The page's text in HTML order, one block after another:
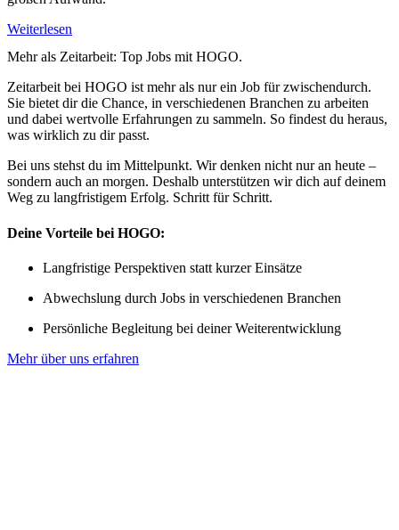
Weiterlesen
Mehr als Zeitarbeit: Top Jobs mit HOGO.
Zeitarbeit bei HOGO ist mehr als nur ein Job für zwischendurch.
Sie bietet dir die Chance, in verschiedenen Branchen zu arbeiten
und dabei wertvolle Erfahrungen zu sammeln. So findest du heraus,
was wirklich zu dir passt.
Bei uns stehst du im Mittelpunkt. Wir denken nicht nur an heute –
sondern auch an morgen. Deshalb unterstützen wir dich auf deinem
Weg zu langfristigem Erfolg. Schritt für Schritt.
Deine Vorteile bei HOGO:
Langfristige Perspektiven statt kurzer Einsätze
Abwechslung durch Jobs in verschiedenen Branchen
Persönliche Begleitung bei deiner Weiterentwicklung
Mehr über uns erfahren